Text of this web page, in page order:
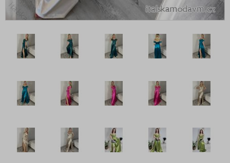
Šaty jarní
Šaty košilové
Šaty koženkové
Šaty krátké - minišaty
Šaty maxi dlouhé
Šaty na ramínkách
Šaty nadrozměrné XXL+ pro Boubelky
Šaty plátěné
Šaty pletené a úpletové